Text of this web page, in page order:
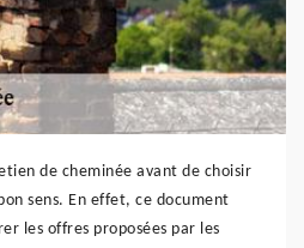
de cheminée avant de choisir
sens. En effet, ce document
les offres proposées par les